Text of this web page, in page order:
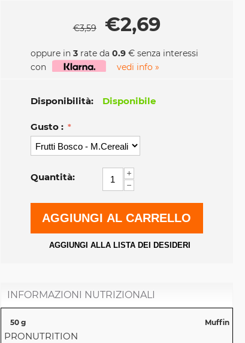
€3,59 €2,69
oppure in 3rate da 0.9€ senza interessi
con
vedi info »
Disponibilità: Disponibile
Gusto :
Quantità:
+
−
AGGIUNGI AL CARRELLO
AGGIUNGI ALLA LISTA DEI DESIDERI
INFORMAZIONI NUTRIZIONALI
50 g Muffin
PRONUTRITION